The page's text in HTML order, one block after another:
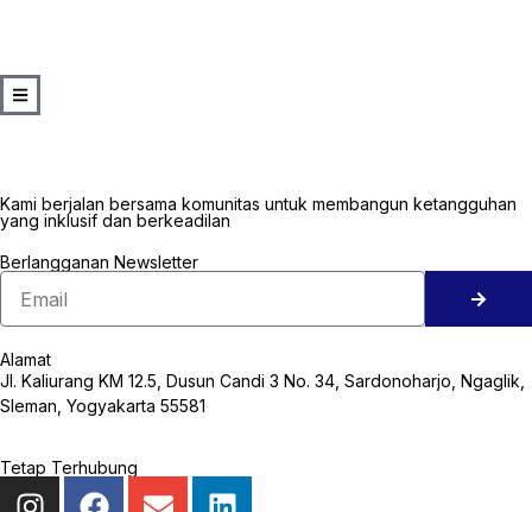
Kami berjalan bersama komunitas untuk membangun ketangguhan
yang inklusif dan berkeadilan
Berlangganan Newsletter
Alamat
Jl. Kaliurang KM 12.5, Dusun Candi 3 No. 34, Sardonoharjo, Ngaglik,
Sleman, Yogyakarta 55581
Tetap Terhubung